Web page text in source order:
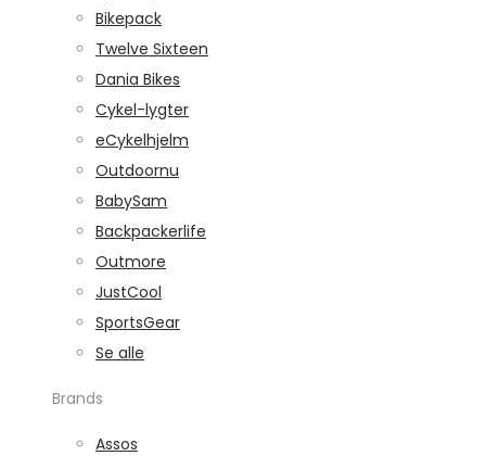
Bikepack
Twelve Sixteen
Dania Bikes
Cykel-lygter
eCykelhjelm
Outdoornu
BabySam
Backpackerlife
Outmore
JustCool
SportsGear
Se alle
Brands
Assos